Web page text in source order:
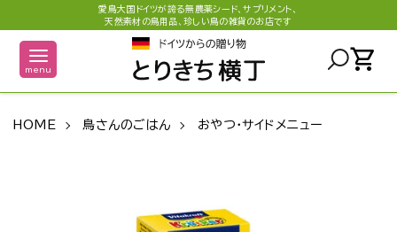
愛鳥大国ドイツが誇る無農薬シード、サプリメント、
天然素材の鳥用品、珍しい鳥の雑貨のお店です
menu shopping_cart
HOME 鳥さんのごはん おやつ・サイドメニュー